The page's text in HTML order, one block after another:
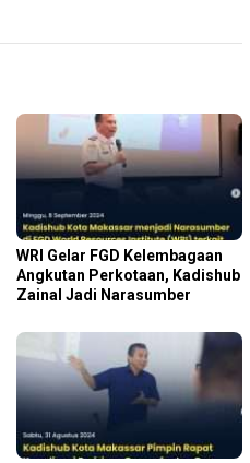
WRI Gelar FGD Kelembagaan
Angkutan Perkotaan, Kadishub
Zainal Jadi Narasumber